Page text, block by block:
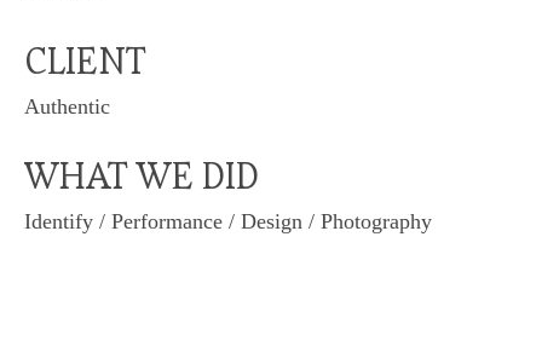
CLIENT
Authentic
WHAT WE DID
Identify / Performance / Design / Photography